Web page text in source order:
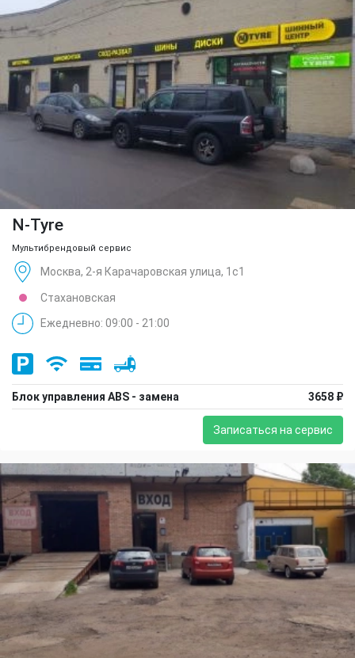
N-Tyre
Мультибрендовый сервис
Москва, 2-я Карачаровская улица, 1с1
Стахановская
Ежедневно: 09:00 - 21:00
Блок управления ABS - замена 3658 ₽
Записаться на сервис